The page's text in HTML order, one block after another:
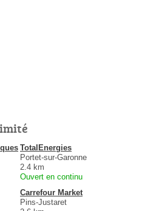
TotalEnergies
Portet-sur-Garonne
2.4 km
Ouvert en continu
Carrefour Market
Pins-Justaret